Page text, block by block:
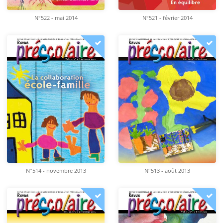
N°522 - mai 2014 N°521 - février 2014
N°514 - novembre 2013 N°513 - août 2013